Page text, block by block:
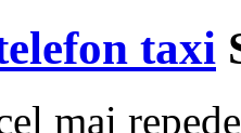
taxi
mai